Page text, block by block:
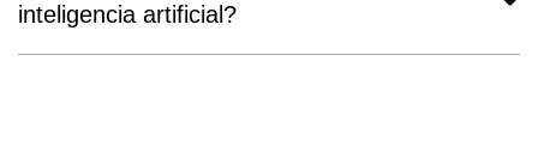
y necesidades específicas, para que tu empresa tenga
inteligencia artificial?